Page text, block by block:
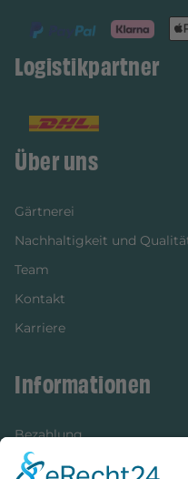
Logistikpartner
Über uns
Gärtnerei
Nachhaltigkeit und
Team
Kontakt
Karriere
Informationen
Bezahlung
Newsletter